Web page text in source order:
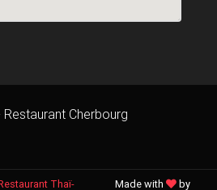
Restaurant Cherbourg
Thaï- Made with by